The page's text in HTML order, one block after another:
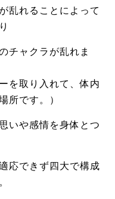
乱れることによって
チャクラが乱れま
を取り入れて、体内
所です。）
いや感情を身体とつ
応できず四大で構成